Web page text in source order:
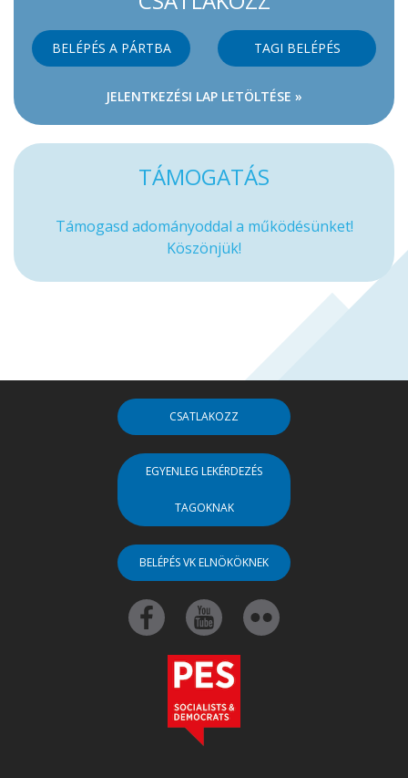
BELÉPÉS A PÁRTBA TAGI BELÉPÉS
JELENTKEZÉSI LAP LETÖLTÉSE »
TÁMOGATÁS
Támogasd adományoddal a működésünket!
Köszönjük!
CSATLAKOZZ
EGYENLEG LEKÉRDEZÉS
TAGOKNAK
BELÉPÉS VK ELNÖKÖKNEK